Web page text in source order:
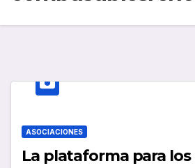
ASOCIACIONES
La plataforma para los